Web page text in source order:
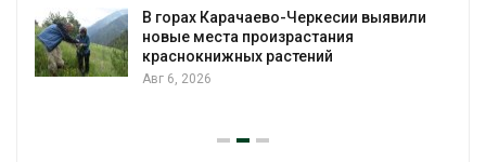
В горах Карачаево-Черкесии выявили
новые места произрастания
краснокнижных растений
Авг 6, 2026